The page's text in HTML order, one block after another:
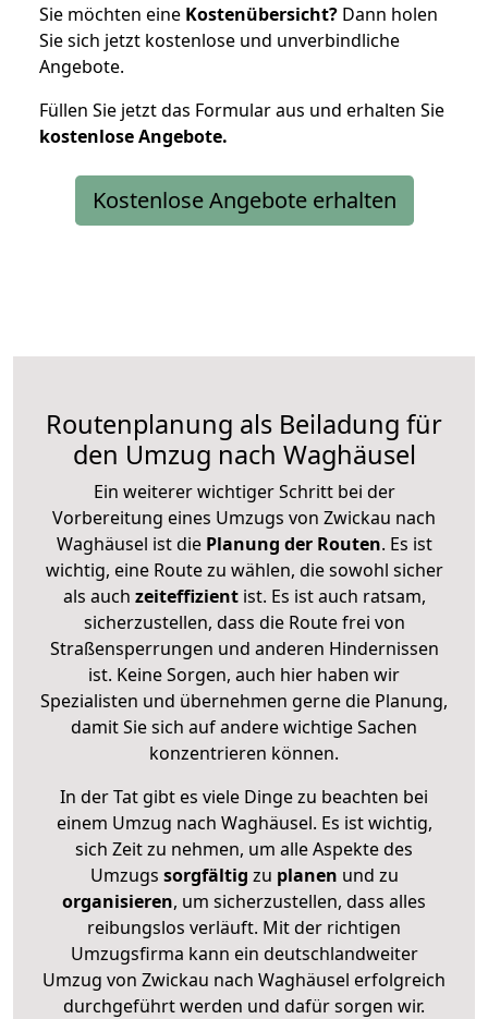
Sie möchten eine Kostenübersicht? Dann holen
Sie sich jetzt kostenlose und unverbindliche
Angebote.
Füllen Sie jetzt das Formular aus und erhalten Sie
kostenloseAngebote.
Kostenlose Angebote erhalten
Routenplanung als Beiladung für
den Umzug nach Waghäusel
Ein weiterer wichtiger Schritt bei der
Vorbereitung eines Umzugs von Zwickau nach
Waghäusel ist diePlanung der Routen. Es ist
wichtig, eine Route zu wählen, die sowohl sicher
als auch zeiteffizientist. Es ist auch ratsam,
sicherzustellen, dass die Route frei von
Straßensperrungen und anderen Hindernissen
ist. Keine Sorgen, auch hier haben wir
Spezialisten und übernehmen gerne die Planung,
damit Sie sich auf andere wichtige Sachen
konzentrieren können.
In der Tat gibt es viele Dinge zu beachten bei
einem Umzug nach Waghäusel. Es ist wichtig,
sich Zeit zu nehmen, um alle Aspekte des
Umzugs sorgfältig zu planen und zu
organisieren, um sicherzustellen, dass alles
reibungslos verläuft. Mit der richtigen
Umzugsfirma kann ein deutschlandweiter
Umzug von Zwickau nach Waghäusel erfolgreich
durchgeführt werden und dafür sorgen wir.